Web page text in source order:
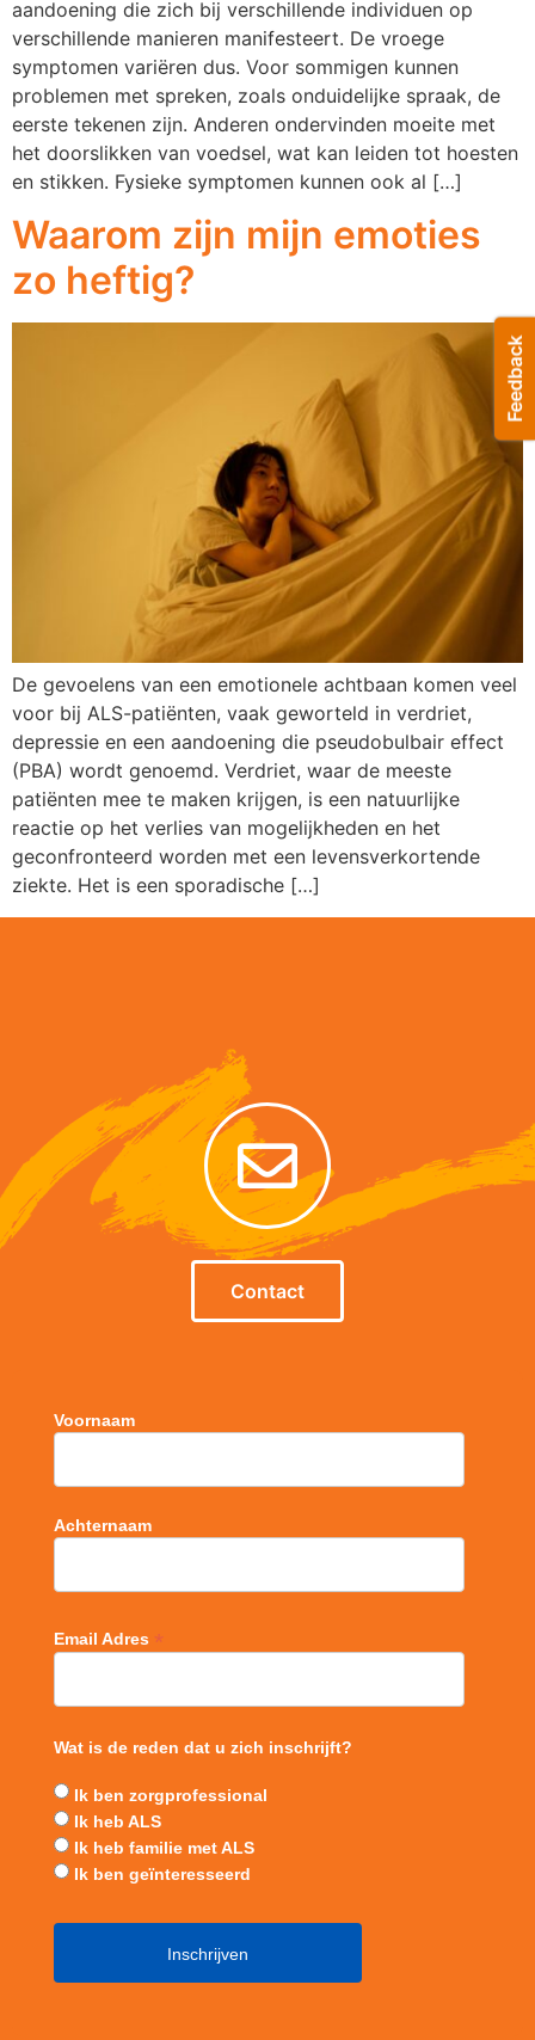
aandoening die zich bij verschillende individuen op
verschillende manieren manifesteert. De vroege
symptomen variëren dus. Voor sommigen kunnen
problemen met spreken, zoals onduidelijke spraak, de
eerste tekenen zijn. Anderen ondervinden moeite met
het doorslikken van voedsel, wat kan leiden tot hoesten
en stikken. Fysieke symptomen kunnen ook al […]
Waarom zijn mijn emoties
zo heftig?
De gevoelens van een emotionele achtbaan komen veel
voor bij ALS-patiënten, vaak geworteld in verdriet,
depressie en een aandoening die pseudobulbair effect
(PBA) wordt genoemd. Verdriet, waar de meeste
patiënten mee te maken krijgen, is een natuurlijke
reactie op het verlies van mogelijkheden en het
geconfronteerd worden met een levensverkortende
ziekte. Het is een sporadische […]
Contact
Voornaam
Achternaam
Email Adres *
Wat is de reden dat u zich inschrijft?
Ik ben zorgprofessional
Ik heb ALS
Ik heb familie met ALS
Ik ben geïnteresseerd